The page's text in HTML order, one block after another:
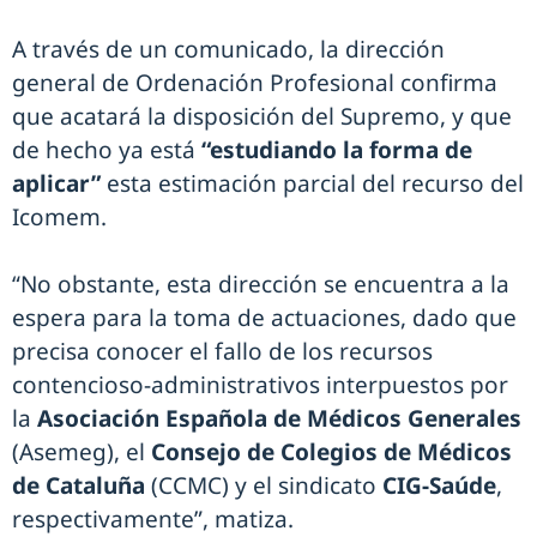
A través de un comunicado, la dirección
general de Ordenación Profesional confirma
que acatará la disposición del Supremo, y que
de hecho ya está “estudiando la forma de
aplicar” esta estimación parcial del recurso del
Icomem.
“No obstante, esta dirección se encuentra a la
espera para la toma de actuaciones, dado que
precisa conocer el fallo de los recursos
contencioso-administrativos interpuestos por
la Asociación Española de Médicos Generales
(Asemeg), el Consejo de Colegios de Médicos
de Cataluña (CCMC) y el sindicato CIG-Saúde,
respectivamente”, matiza.